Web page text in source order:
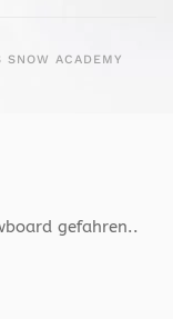
SNOW ACADEMY
gefahren..